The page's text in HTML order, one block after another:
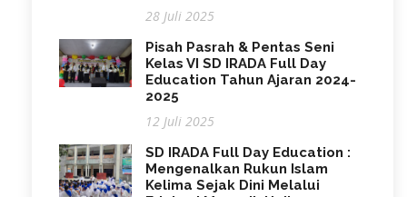
28 Juli 2025
Pisah Pasrah & Pentas Seni
Kelas VI SD IRADA Full Day
Education Tahun Ajaran 2024-
2025
12 Juli 2025
SD IRADA Full Day Education :
Mengenalkan Rukun Islam
Kelima Sejak Dini Melalui